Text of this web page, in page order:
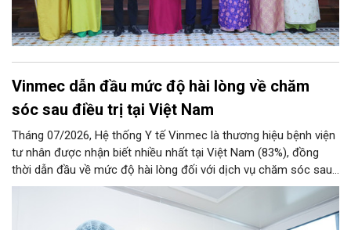
Vinmec dẫn đầu mức độ hài lòng về chăm
sóc sau điều trị tại Việt Nam
Tháng 07/2026, Hệ thống Y tế Vinmec là thương hiệu bệnh viện
tư nhân được nhận biết nhiều nhất tại Việt Nam (83%), đồng
thời dẫn đầu về mức độ hài lòng đối với dịch vụ chăm sóc sau
điều trị.